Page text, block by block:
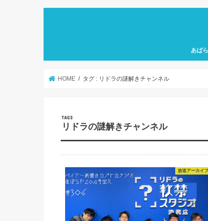
あば
HOME タグ : リドラの謎解きチャンネル
リドラの謎解きチャンネル
放送アーカイ